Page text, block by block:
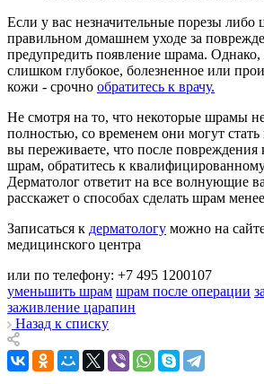
Если у вас незначительные порезы либо
правильном домашнем уходе за
предупредить появление шрама.
слишком глубокое, болезненное или
кожи - срочно обратитесь к врачу.
Не смотря на то, что некоторые шрамы
полностью, со временем они могут
вы переживаете, что после повреждения
шрам, обратитесь к
Дерматолог ответит на все волнующие
расскажет о способах сделать шрам
Записаться к дерматологу можно на
медицинского центра
или по телефону: +7 495 1200107
уменьшить шрам шрам после операции
заживление царапин
Назад к списку